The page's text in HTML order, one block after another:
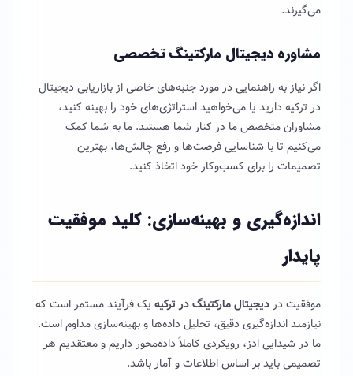
می‌گیرند.
مشاوره دیجیتال مارکتینگ تخصصی
اگر نیاز به راهنمایی در مورد جنبه‌های خاصی از بازاریابی دیجیتال
در ترکیه دارید یا می‌خواهید استراتژی‌های خود را بهینه کنید،
مشاوران متخصص ما در کنار شما هستند. ما به شما کمک
می‌کنیم تا با شناسایی فرصت‌ها و رفع چالش‌ها، بهترین
تصمیمات را برای کسب‌وکار خود اتخاذ کنید.
اندازه‌گیری و بهینه‌سازی: کلید موفقیت
پایدار
موفقیت در دیجیتال مارکتینگ در ترکیه یک فرآیند مستمر است که
نیازمند اندازه‌گیری دقیق، تحلیل داده‌ها و بهینه‌سازی مداوم است.
ما در شیدایی ادز، رویکردی کاملاً داده‌محور داریم و معتقدیم هر
تصمیمی باید بر اساس اطلاعات و آمار باشد.